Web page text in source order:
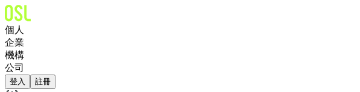
個人
企業
機構
公司
登入 註冊